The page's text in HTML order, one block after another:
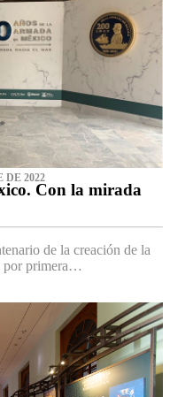
DE 2022
Con la mirada
de la creación de la
por primera…